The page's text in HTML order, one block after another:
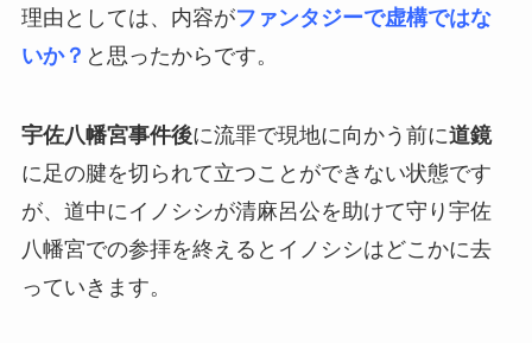
理由としては、内容がファンタジーで虚構ではな
いか？ と思ったからです。
宇佐八幡宮事件後に流罪で現地に向かう前に道鏡
に足の腱を切られて立つことができない状態です
が、道中にイノシシが清麻呂公を助けて守り宇佐
八幡宮での参拝を終えるとイノシシはどこかに去
っていきます。